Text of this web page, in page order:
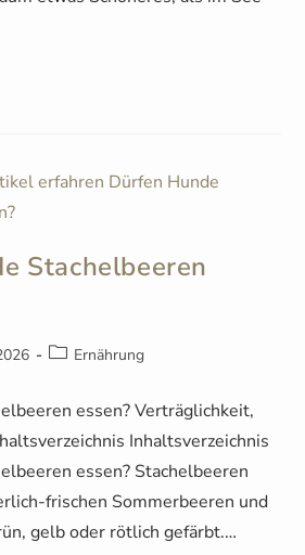
Stachelbeeren
Ernährung
essen? Verträglichkeit,
Inhaltsverzeichnis
essen? Stachelbeeren
frischen Sommerbeeren und
gelb oder rötlich gefärbt.…